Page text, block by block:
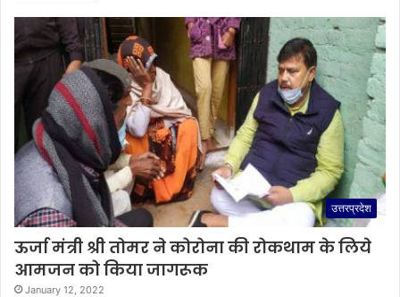
उत्तरप्रदेश
ऊर्जा मंत्री श्री तोमर ने कोरोना की रोकथाम के लिये
आमजन को किया जागरूक
January 12, 2022